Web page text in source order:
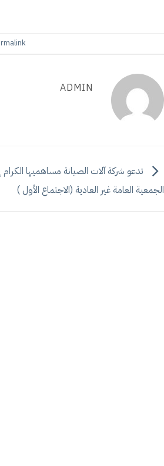
ADMIN
تدعو شركة آلات الصيانة مساهميها
الجمعية العامة غير العادية (الاجتماع الأول )